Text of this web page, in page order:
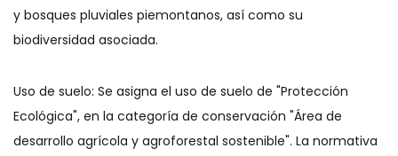
y bosques pluviales piemontanos, así como su
biodiversidad asociada.
Uso de suelo: Se asigna el uso de suelo de "Protección
Ecológica", en la categoría de conservación "Área de
desarrollo agrícola y agroforestal sostenible". La normativa